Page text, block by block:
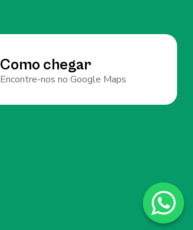
Como chegar
Encontre-nos no Google Maps